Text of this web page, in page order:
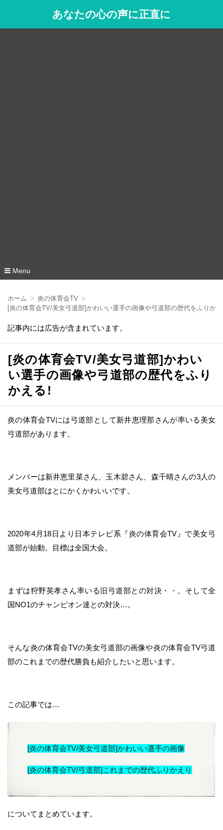
あなたの心の声に正直に
Menu
動
ホーム
炎の体育会TV
[炎の体育会TV/美女弓道部]かわいい選手の画像や弓道部の歴代をふりか
記事内には広告が含まれています。
[炎の体育会TV/美女弓道部]かわい
い選手の画像や弓道部の歴代をふり
かえる!
炎の体育会TVには弓道部として新井恵理那さんが率いる美女
弓道部があります。
メンバーは新井恵里菜さん、玉木碧さん、森千晴さんの3人の
美女弓道部はとにかくかわいいです。
2020年4月18日より日本テレビ系『炎の体育会TV』で美女弓
道部が始動。目標は全国大会。
まずは狩野英孝さん率いる旧弓道部との対決・・。そして全
国NO1のチャンピオン達との対決…。
そんな炎の体育会TVの美女弓道部の画像や炎の体育会TV弓道
部のこれまでの歴代勝負も紹介したいと思います。
この記事では…
[炎の体育会TV/美女弓道部]かわいい選手の画像
[炎の体育会TV/弓道部]これまでの歴代ふりかえり
についてまとめています。